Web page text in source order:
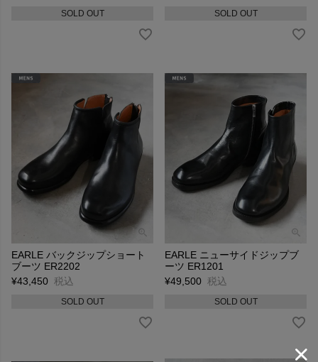
SOLD OUT SOLD OUT
EARLE バックジップショート
ブーツ ER2202
¥43,450 税込
SOLD OUT
EARLE ニューサイドジップブ
ーツ ER1201
¥49,500 税込
SOLD OUT